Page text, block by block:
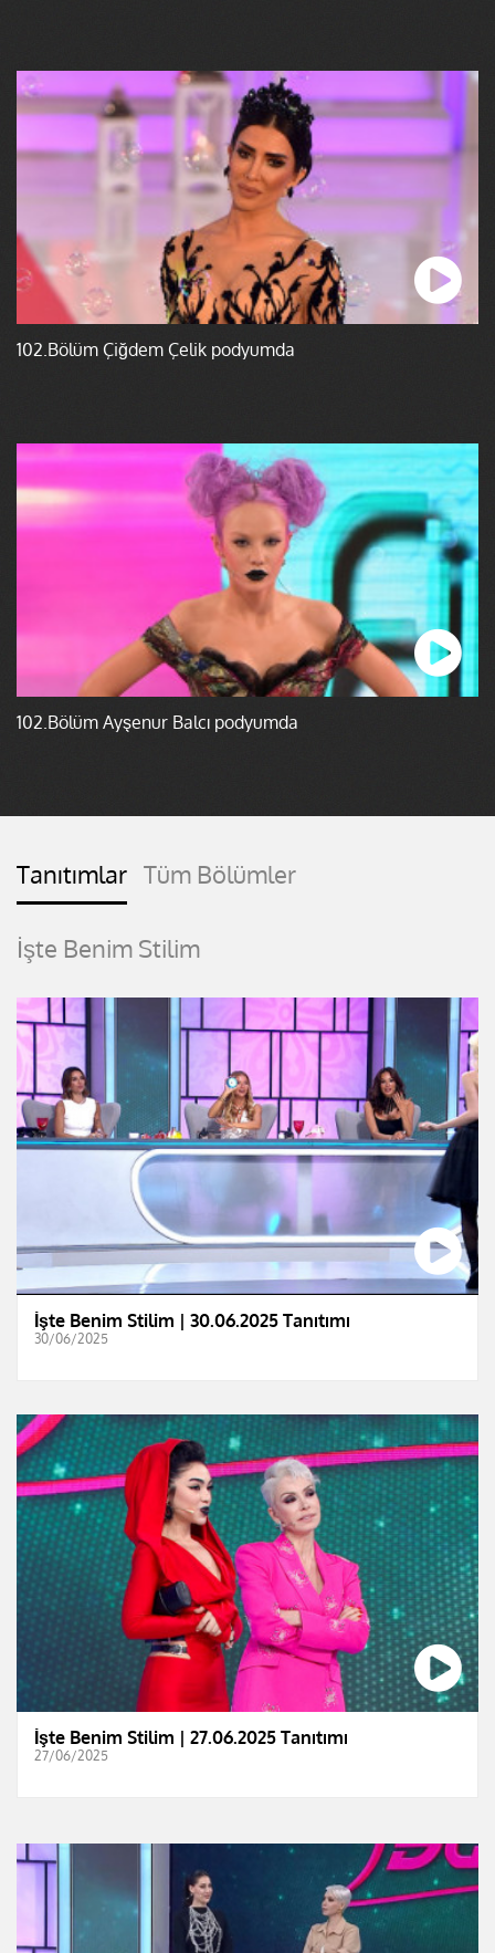
102.Bölüm Çiğdem Çelik podyumda
102.Bölüm Ayşenur Balcı podyumda
Tanıtımlar Tüm Bölümler
İşte Benim Stilim
İşte Benim Stilim | 30.06.2025 Tanıtımı
30/06/2025
İşte Benim Stilim | 27.06.2025 Tanıtımı
27/06/2025